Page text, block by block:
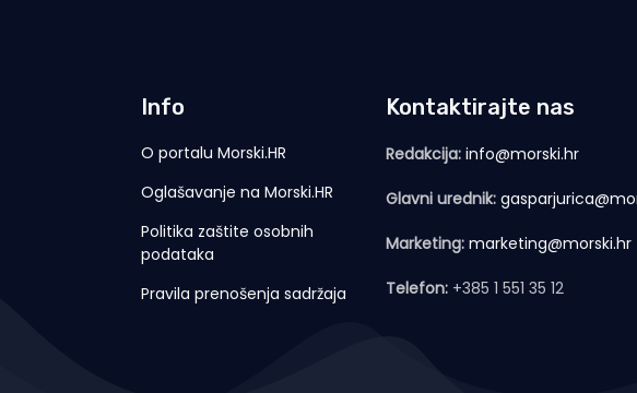
Info
O portalu Morski.HR
Oglašavanje na Morski.HR
Politika zaštite osobnih
podataka
Pravila prenošenja sadržaja
Kontaktirajte nas
Redakcija: info@morski.hr
Glavni urednik:
Marketing: marketing@morski.hr
Telefon: +385 1 551 35 12